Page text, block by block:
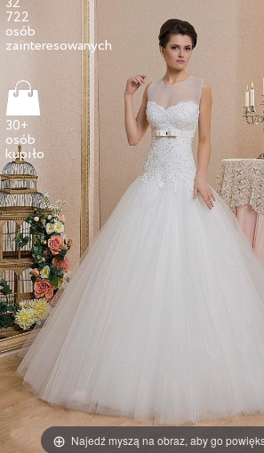
Najedź myszą na obraz, aby go
722
osób
30+
osób